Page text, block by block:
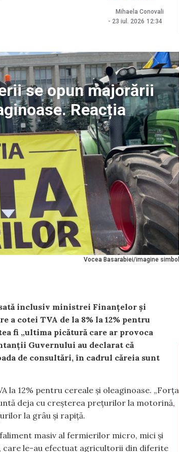
Mihaela Conovali
- 23 iul. 2026 12:34
Vocea Basarabiei/imagine simbol
se opun majorării
Reacția
inclusiv ministrei Finanțelor și
cotei TVA de la 8% la 12% pentru
fi „ultima picătură care ar provoca
Guvernului au declarat că
de consultări, în cadrul căreia sunt
la 12% pentru cereale și oleaginoase. „Forța
deja cu creșterea prețurilor la motorină,
la grâu și rapiță.
masiv al fermierilor micro, mici și
care le-au efectuat agricultorii din diferite